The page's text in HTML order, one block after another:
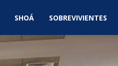
SHOÁ SOBREVIVIENTES